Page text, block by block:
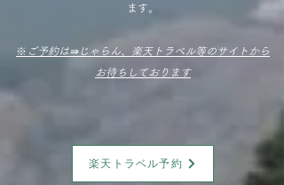
ます。
※ ご予約は⇛じゃらん、楽天トラベル等のサイトから
お待ちしております
楽天トラベル予約